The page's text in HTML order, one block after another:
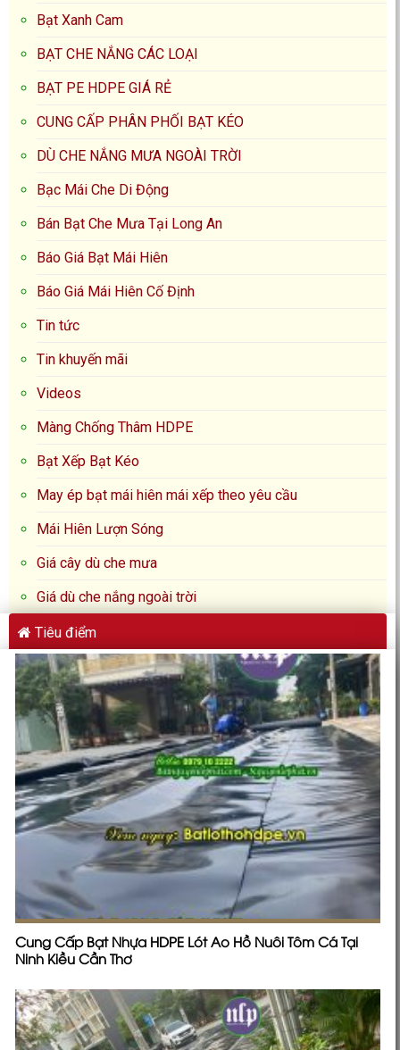
Bạt Xanh Cam
BẠT CHE NẮNG CÁC LOẠI
BẠT PE HDPE GIÁ RẺ
CUNG CẤP PHÂN PHỐI BẠT KÉO
DÙ CHE NẮNG MƯA NGOÀI TRỜI
Bạc Mái Che Di Động
Bán Bạt Che Mưa Tại Long An
Báo Giá Bạt Mái Hiên
Báo Giá Mái Hiên Cố Định
Tin tức
Tin khuyến mãi
Videos
Màng Chống Thâm HDPE
Bạt Xếp Bạt Kéo
May ép bạt mái hiên mái xếp theo yêu cầu
Mái Hiên Lượn Sóng
Giá cây dù che mưa
Giá dù che nắng ngoài trời
Tiêu điểm
Cung Cấp Bạt Nhựa HDPE Lót Ao Hồ Nuôi Tôm Cá Tại
Ninh Kiều Cần Thơ